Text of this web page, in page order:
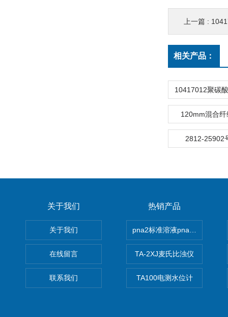
上一篇 :
相关产品：
120mm混合
2812-25902
关于我们
关于我们
在线留言
联系我们
热销产品
pna2标准溶液pna3 pna4
TA-2XJ麦氏比浊仪
TA100电测水位计